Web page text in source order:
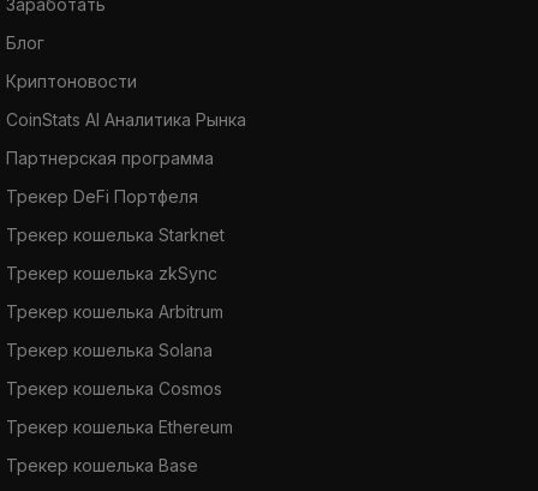
Блог
Криптоновости
CoinStats AI Аналитика Рынка
Партнерская программа
Трекер DeFi Портфеля
Трекер кошелька Starknet
Трекер кошелька zkSync
Трекер кошелька Arbitrum
Трекер кошелька Solana
Трекер кошелька Cosmos
Трекер кошелька Ethereum
Трекер кошелька Base